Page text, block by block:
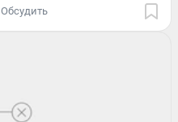
Обсудить